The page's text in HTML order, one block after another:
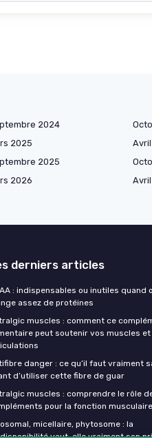
2024
2025
2025
2026
derniers articles
: indispensables ou inutiles quand
assez de protéines
muscles : comment ce
peut soutenir vos muscles et
danger : ce qu’il faut vraiment
d’utiliser cette fibre de guar
muscles : comprendre le rôle
pour la fonction musculaire
micellaire, phytosome : la
vaut-elle vraiment son